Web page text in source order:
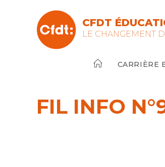
CFDT
LE CHANGEMENT
CARRIÈRE
FIL INFO